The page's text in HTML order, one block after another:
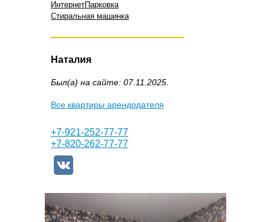
ИнтернетПарковка
Стиральная машинка
Наталия
Был(а) на сайте: 07.11.2025.
Все квартиры арендодателя
+7-921-252-77-77
+7-820-262-77-77